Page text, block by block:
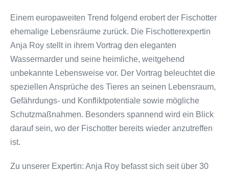
Einem europaweiten Trend folgend erobert der Fischotter
ehemalige Lebensräume zurück. Die Fischotterexpertin
Anja Roy stellt in ihrem Vortrag den eleganten
Wassermarder und seine heimliche, weitgehend
unbekannte Lebensweise vor. Der Vortrag beleuchtet die
speziellen Ansprüche des Tieres an seinen Lebensraum,
Gefährdungs- und Konfliktpotentiale sowie mögliche
Schutzmaßnahmen. Besonders spannend wird ein Blick
darauf sein, wo der Fischotter bereits wieder anzutreffen
ist.
Zu unserer Expertin: Anja Roy befasst sich seit über 30